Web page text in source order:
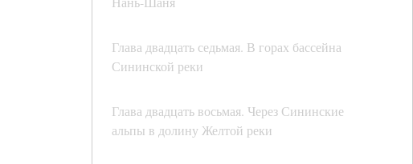
Глава двадцать седьмая. В горах бассейна
Сининской реки
Глава двадцать восьмая. Через Сининские
альпы в долину Желтой реки